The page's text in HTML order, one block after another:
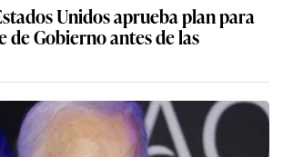
Unidos aprueba plan para
Gobierno antes de las